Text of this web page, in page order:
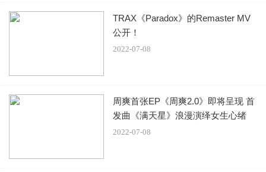
TRAX《Paradox》的Remaster MV
公开！
2022-07-08
周爽首张EP《周爽2.0》即将呈现 首
发曲《满天星》浪漫演绎女生心绪
2022-07-08